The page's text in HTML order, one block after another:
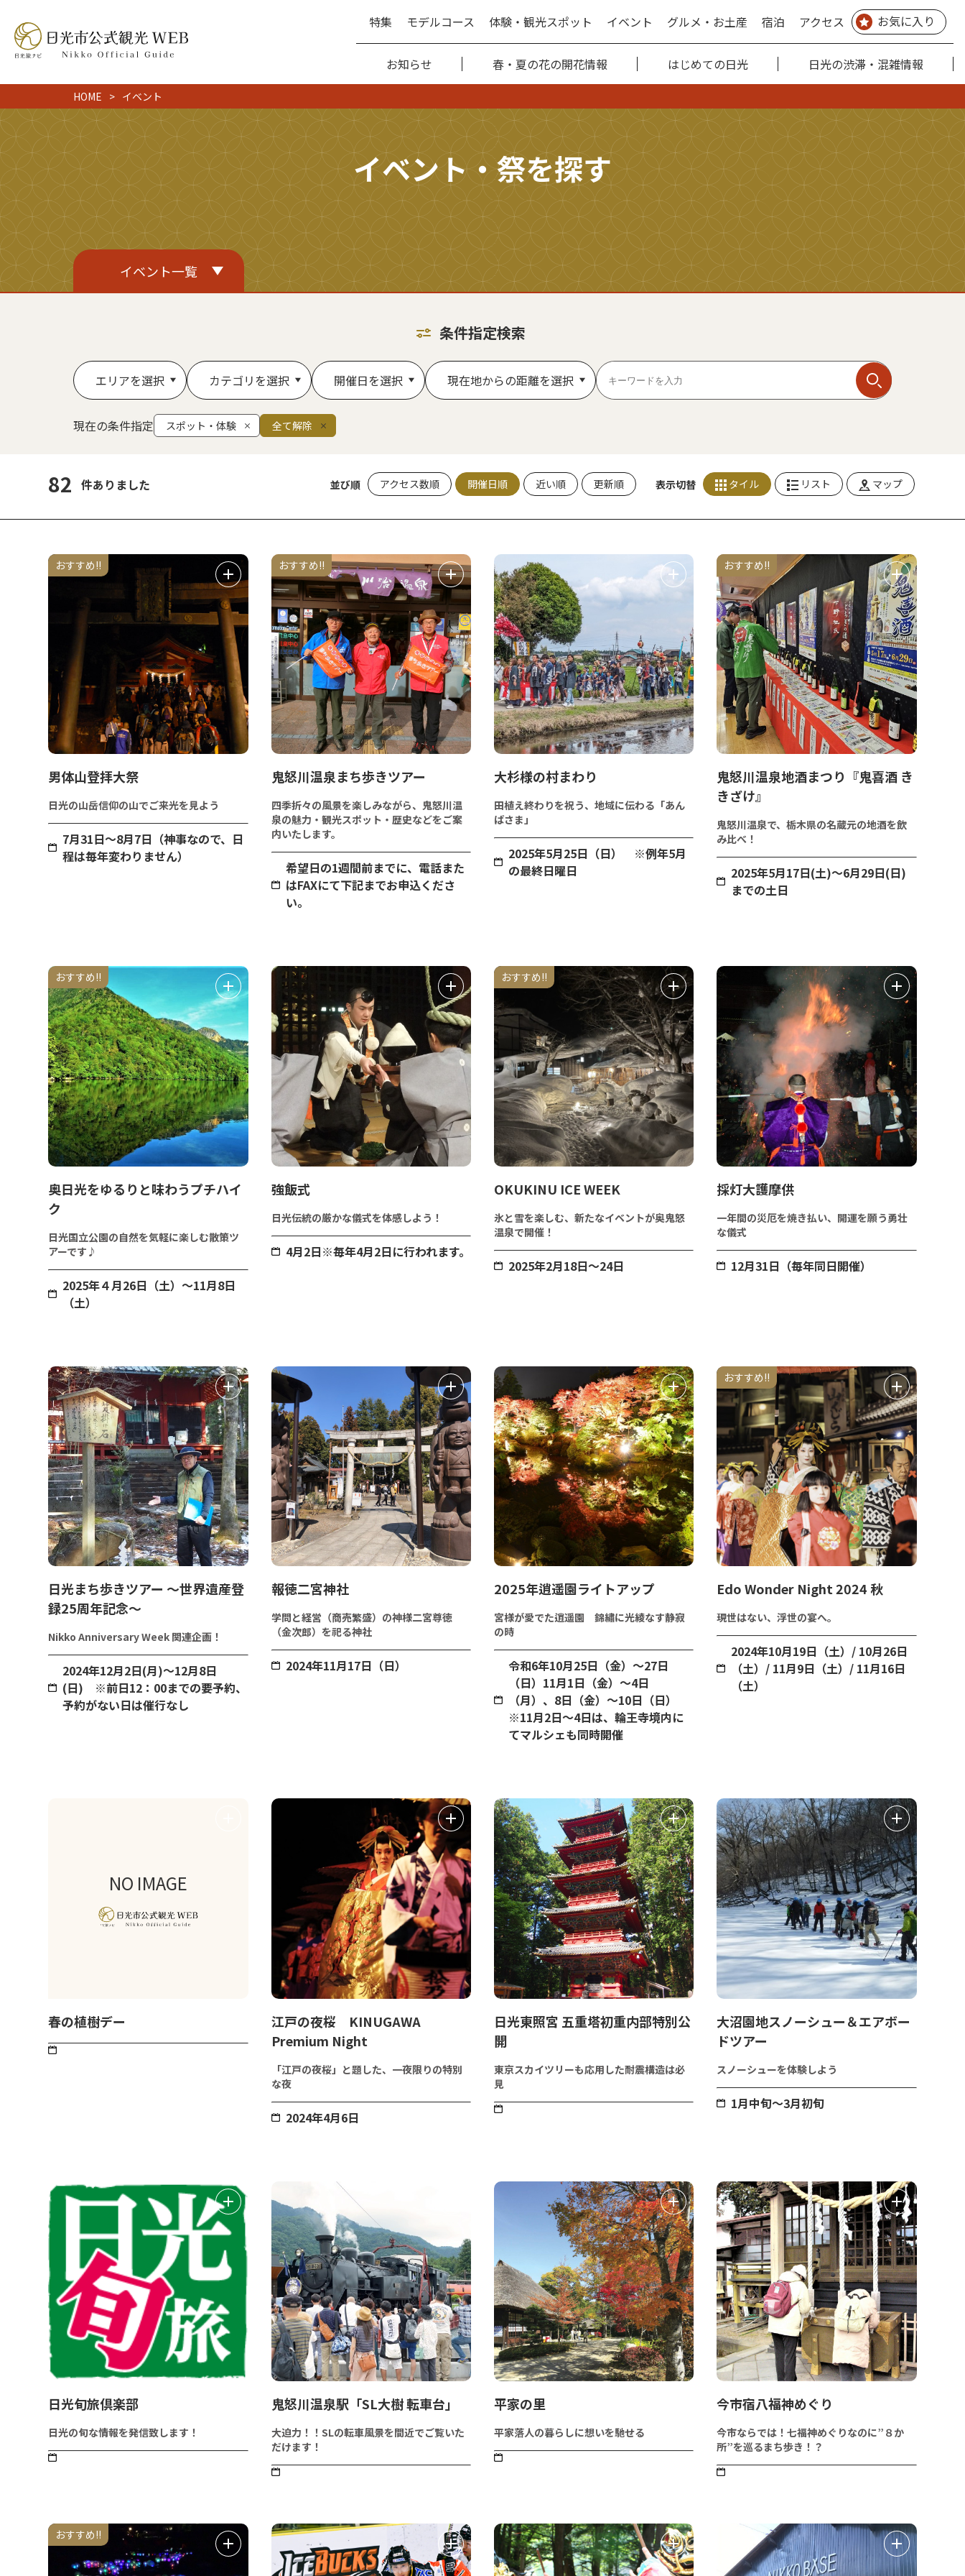
特集 モデルコース 体験・観光スポット イベント グルメ・お土産 宿泊 アクセス お気に入り
お知らせ 春・夏の花の開花情報 はじめての日光 日光の渋滞・混雑情報
HOME イベント
イベント・祭を探す
イベント一覧
条件指定検索
エリアを選択 カテゴリを選択 開催日を選択 現在地からの距離を選択
現在の条件指定 スポット・体験 全て解除
82 件ありました 並び順 アクセス数順 開催日順 近い順 更新順 表示切替 タイル リスト マップ
おすすめ!!
男体山登拝大祭
日光の山岳信仰の山でご来光を見よう
7月31日～8月7日（神事なので、日
程は毎年変わりません）
おすすめ!!
鬼怒川温泉まち歩きツアー
四季折々の風景を楽しみながら、鬼怒川温
泉の魅力・観光スポット・歴史などをご案
内いたします。
希望日の1週間前までに、電話また
はFAXにて下記までお申込くださ
い。
大杉様の村まわり
田植え終わりを祝う、地域に伝わる「あん
ばさま」
2025年5月25日（日） ※例年5月
の最終日曜日
おすすめ!!
鬼怒川温泉地酒まつり『鬼喜酒 き
きざけ』
鬼怒川温泉で、栃木県の名蔵元の地酒を飲
み比べ！
2025年5月17日(土)～6月29日(日)
までの土日
おすすめ!!
奥日光をゆるりと味わうプチハイ
ク
日光国立公園の自然を気軽に楽しむ散策ツ
アーです♪
2025年４月26日（土）～11月8日
（土）
強飯式
日光伝統の厳かな儀式を体感しよう！
4月2日※毎年4月2日に行われます。
おすすめ!!
OKUKINU ICE WEEK
氷と雪を楽しむ、新たなイベントが奥鬼怒
温泉で開催！
2025年2月18日～24日
採灯大護摩供
一年間の災厄を焼き払い、開運を願う勇壮
な儀式
12月31日（毎年同日開催）
日光まち歩きツアー ～世界遺産登
録25周年記念～
Nikko Anniversary Week 関連企画！
2024年12月2日(月)～12月8日
(日) ※前日12：00までの要予約、
予約がない日は催行なし
報徳二宮神社
学問と経営（商売繁盛）の神様二宮尊徳
（金次郎）を祀る神社
2024年11月17日（日）
2025年逍遥園ライトアップ
宮様が愛でた逍遥園 錦繡に光綾なす静寂
の時
令和6年10月25日（金）～27日
（日）11月1日（金）～4日
（月）、8日（金）～10日（日）
※11月2日～4日は、輪王寺境内に
てマルシェも同時開催
おすすめ!!
Edo Wonder Night 2024 秋
現世はない、浮世の宴へ。
2024年10月19日（土）/ 10月26日
（土）/ 11月9日（土）/ 11月16日
（土）
NO IMAGE
春の植樹デー
江戸の夜桜 KINUGAWA
Premium Night
「江戸の夜桜」と題した、一夜限りの特別
な夜
2024年4月6日
日光東照宮 五重塔初重内部特別公
開
東京スカイツリーも応用した耐震構造は必
見
大沼園地スノーシュー＆エアボー
ドツアー
スノーシューを体験しよう
1月中旬～3月初旬
日光旬旅倶楽部
日光の旬な情報を発信致します！
鬼怒川温泉駅「SL大樹 転車台」
大迫力！！SLの転車風景を間近でご覧いた
だけます！
平家の里
平家落人の暮らしに想いを馳せる
今市宿八福神めぐり
今市ならでは！七福神めぐりなのに”８か
所”を巡るまち歩き！？
おすすめ!!